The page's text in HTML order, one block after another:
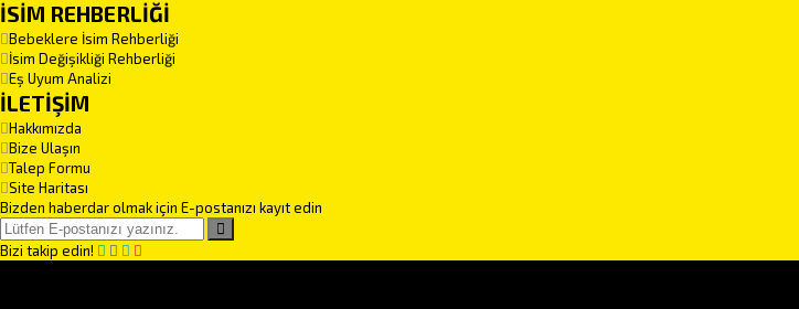
İSİM REHBERLİĞİ
Bebeklere İsim Rehberliği
İsim Değişikliği Rehberliği
Eş Uyum Analizi
İLETİŞİM
Hakkımızda
Bize Ulaşın
Talep Formu
Site Haritası
Bizden haberdar olmak için E-postanızı kayıt edin
Bizi takip edin!